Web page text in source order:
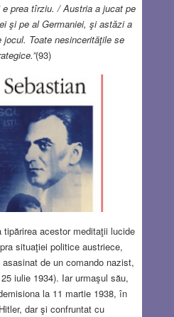
prea tîrziu. / Austria a jucat pe
şi pe al Germaniei, şi astăzi a
Toate nesincerităţile se
(93)
acestor meditaţii lucide
situaţiei politice austriece,
de un comando nazist,
iulie 1934). Iar urmaşul său,
la 11 martie 1938, în
dar şi confruntat cu